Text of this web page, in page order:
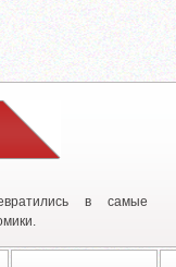
в самые